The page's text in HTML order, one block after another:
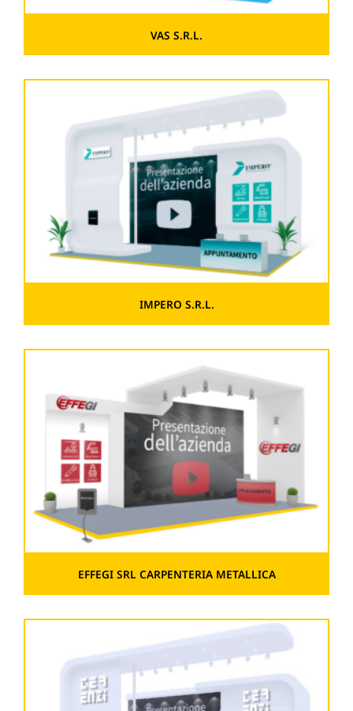
VAS S.R.L.
IMPERO S.R.L.
EFFEGI SRL CARPENTERIA METALLICA